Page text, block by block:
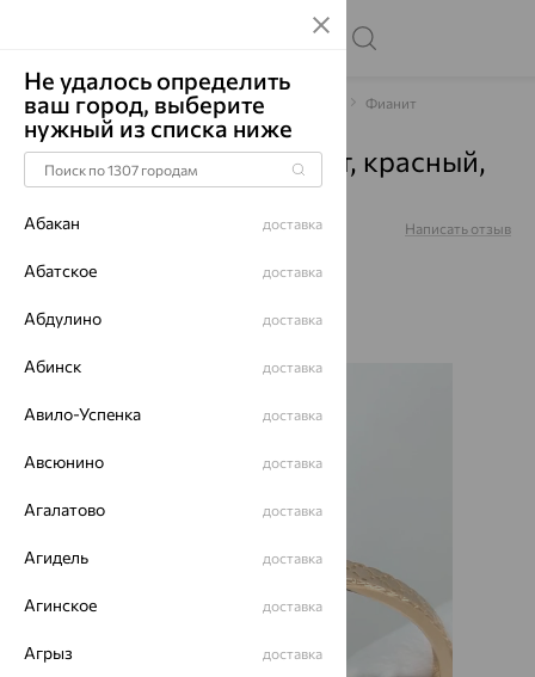
Главная Каталог Браслеты декоративные Фианит
Браслет, золото, фианит, красный,
Бр5085
Артикул: Написать отзыв
Не удалось определить
ваш город, выберите
нужный из списка ниже
Абакан доставка
Абатское доставка
Абдулино доставка
Абинск доставка
Авило-Успенка доставка
Авсюнино доставка
Агалатово доставка
Агидель доставка
Агинское доставка
Агрыз доставка